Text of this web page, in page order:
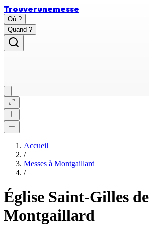
Trouverunemesse
Où ?
Quand ?
Accueil
/
Messes à Montgaillard
/
Église Saint-Gilles de
Montgaillard